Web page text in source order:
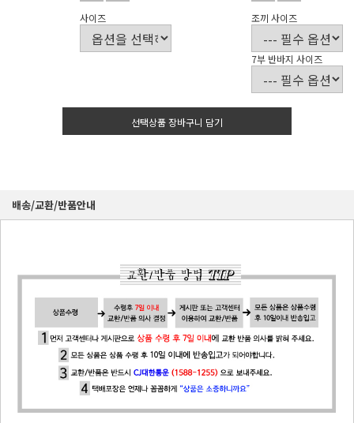
사이즈 조끼 사이즈
7부 반바지 사이즈
선택상품 장바구니 담기
배송/교환/반품안내